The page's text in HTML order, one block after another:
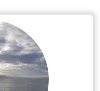
le fleuve et à
la plage, la Résidence
20 appartements du
rénovés en 2015.